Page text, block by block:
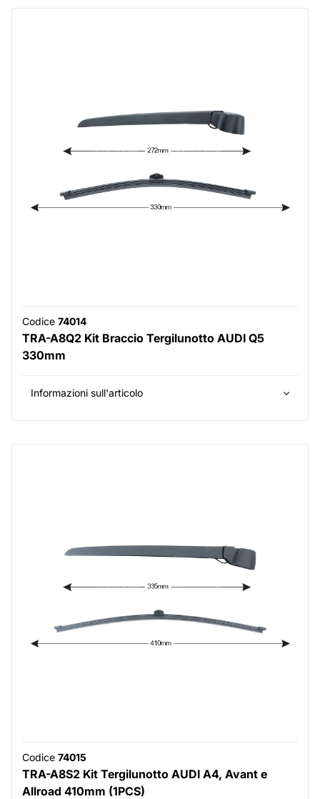
Codice 74014
TRA-A8Q2 Kit Braccio Tergilunotto AUDI Q5
330mm
Informazioni sull'articolo
Codice 74015
TRA-A8S2 Kit Tergilunotto AUDI A4, Avant e
Allroad 410mm (1PCS)